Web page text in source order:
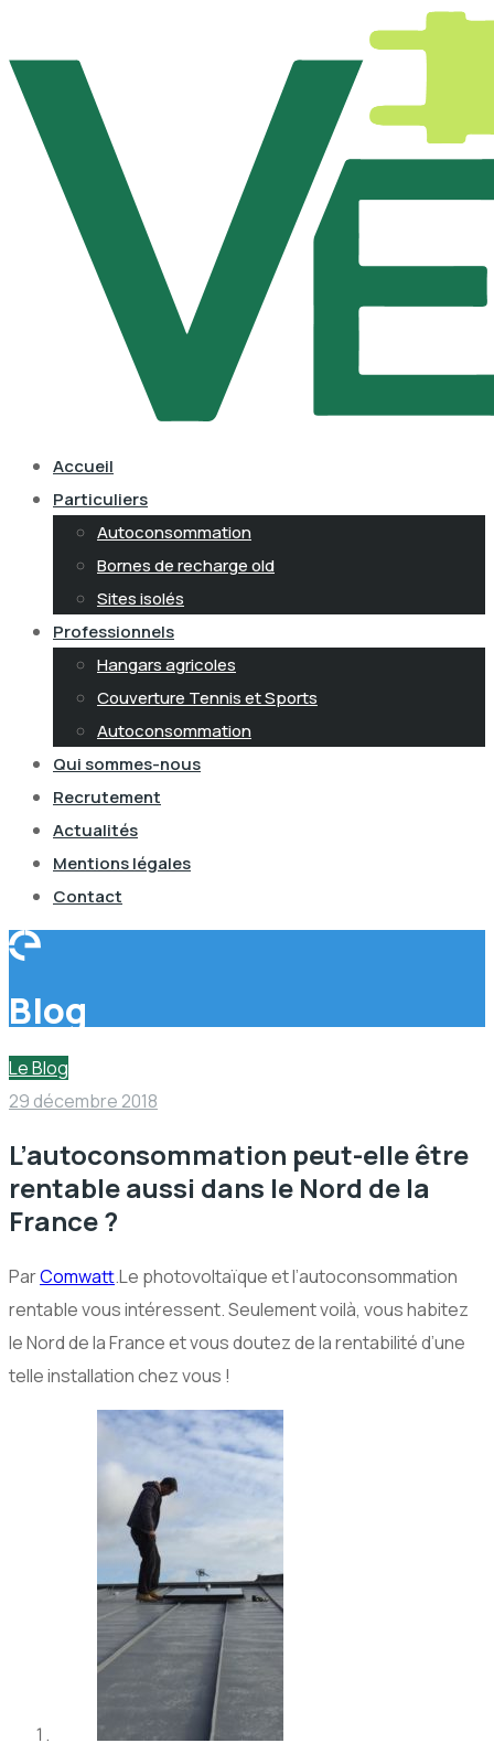
Accueil
Particuliers
Autoconsommation
Bornes de recharge old
Sites isolés
Professionnels
Hangars agricoles
Couverture Tennis et Sports
Autoconsommation
Qui sommes-nous
Recrutement
Actualités
Mentions légales
Contact
Blog
Le Blog
29 décembre 2018
L’autoconsommation peut-elle être
rentable aussi dans le Nord de la
France ?
ParComwatt.Le photovoltaïque et l’autoconsommation
rentable vous intéressent. Seulement voilà, vous habitez
le Nord de la France et vous doutez de la rentabilité d’une
telle installation chez vous !